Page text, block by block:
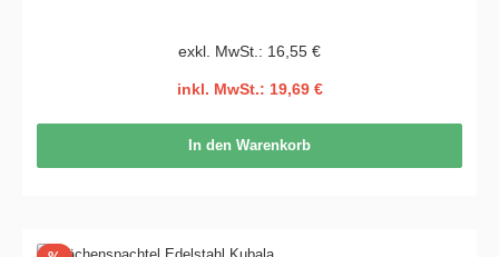
exkl. MwSt.: 16,55 €
inkl. MwSt.: 19,69 €
In den Warenkorb